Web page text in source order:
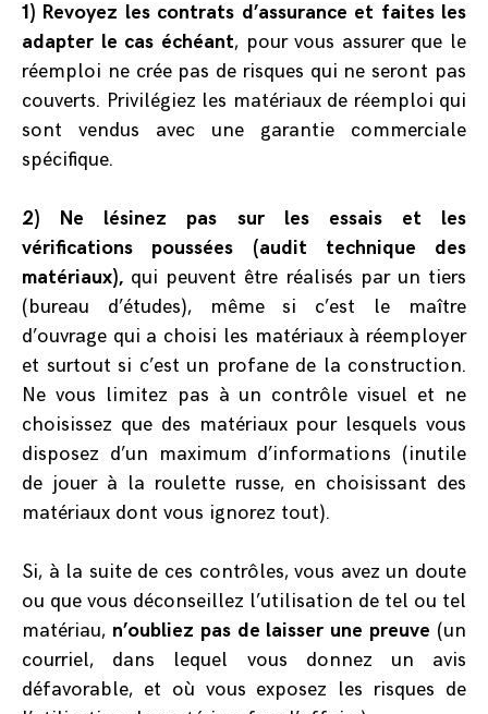
1) Revoyez les contrats d’assurance et faites les
adapter le cas échéant, pour vous assurer que le
réemploi ne crée pas de risques qui ne seront pas
couverts. Privilégiez les matériaux de réemploi qui
sont vendus avec une garantie commerciale
spécifique.
2) Ne lésinez pas sur les essais et les
vérifications poussées (audit technique des
matériaux), qui peuvent être réalisés par un tiers
(bureau d’études), même si c’est le maître
d’ouvrage qui a choisi les matériaux à réemployer
et surtout si c’est un profane de la construction.
Ne vous limitez pas à un contrôle visuel et ne
choisissez que des matériaux pour lesquels vous
disposez d’un maximum d’informations (inutile
de jouer à la roulette russe, en choisissant des
matériaux dont vous ignorez tout).
Si, à la suite de ces contrôles, vous avez un doute
ou que vous déconseillez l’utilisation de tel ou tel
matériau, n’oubliez pas de laisser une preuve (un
courriel, dans lequel vous donnez un avis
défavorable, et où vous exposez les risques de